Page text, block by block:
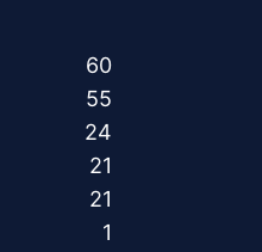
60
55
24
21
21
1